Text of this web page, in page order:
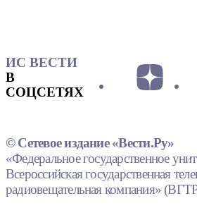
ИС ВЕСТИ
В
СОЦСЕТЯХ
© Сетевое издание «Вести.Ру»
«Федеральное государственное
Всероссийская государственная
радиовещательная компания»